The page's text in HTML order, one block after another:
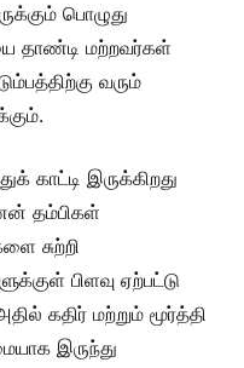
பொழுது
தாண்டி மற்றவர்கள்
வரும்
காட்டி இருக்கிறது
தம்பிகள்
சுற்றி
பிளவு ஏற்பட்டு
கதிர் மற்றும் மூர்த்தி
இருந்து